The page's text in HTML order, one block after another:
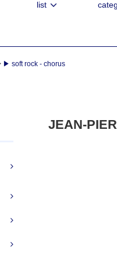
list
▶ soft rock - chorus
JEAN-